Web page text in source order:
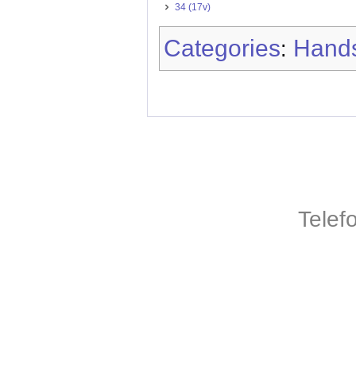
34 (17v)
Categories: